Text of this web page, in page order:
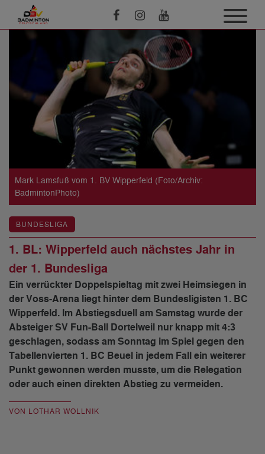
Mark Lamsfuß vom 1. BV Wipperfeld (Foto/Archiv:
BadmintonPhoto)
BUNDESLIGA
1. BL: Wipperfeld auch nächstes Jahr in
der 1. Bundesliga
Ein verrückter Doppelspieltag mit zwei Heimsiegen in
der Voss-Arena liegt hinter dem Bundesligisten 1. BC
Wipperfeld. Im Abstiegsduell am Samstag wurde der
Absteiger SV Fun-Ball Dortelweil nur knapp mit 4:3
geschlagen, sodass am Sonntag im Spiel gegen den
Tabellenvierten 1. BC Beuel in jedem Fall ein weiterer
Punkt gewonnen werden musste, um die Relegation
oder auch einen direkten Abstieg zu vermeiden.
VON LOTHAR WOLLNIK